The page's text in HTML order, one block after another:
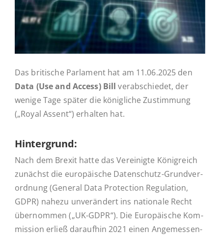
Ak­tu­el­les
Das bri­ti­sche Par­la­ment hat am 11.06.2025 den
Data (Use and Access) Bill ver­ab­schie­det, der
wenige Tage später die kö­nig­li­che Zu­stim­mung
(„Royal Assent“) er­hal­ten hat.
Hin­ter­grund:
Nach dem Brexit hatte das Ver­ei­nig­te Kö­nig­reich
zu­nächst die eu­ro­päi­sche Da­ten­­­schutz-Grun­d­­ver­­
or­d­­nung (General Data Pro­tec­tion Re­gu­la­ti­on,
GDPR) nahezu un­ver­än­dert ins na­tio­na­le Recht
über­nom­men („UK-GDPR“). Die Eu­ro­päi­sche Kom­
mis­si­on erließ dar­auf­hin 2021 einen An­ge­mes­sen­